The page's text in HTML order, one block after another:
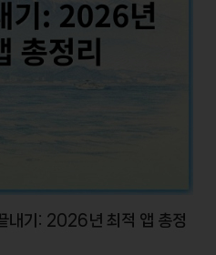
내기: 2026년 최적 앱 총정